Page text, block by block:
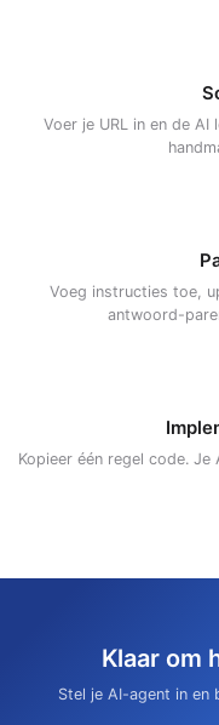
Voer je URL in en de AI
Voeg instructies toe,
antwoord-
Kopieer één regel code.
Klaar om
Stel je AI-agent in en